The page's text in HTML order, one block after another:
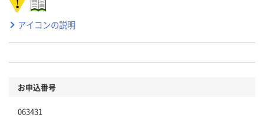
アイコンの説明
お申込番号
063431